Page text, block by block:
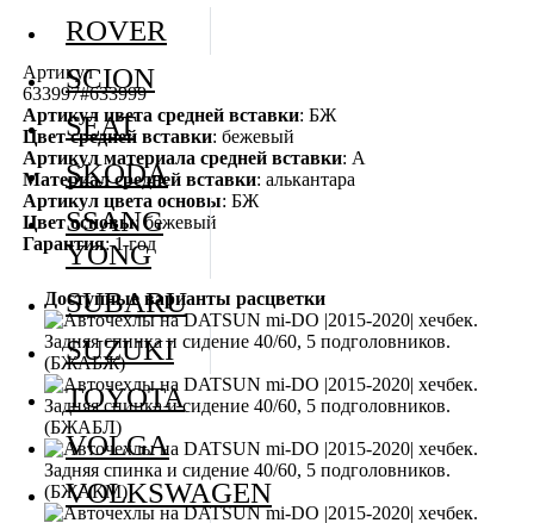
Артикул
633997#633999
Артикул цвета средней вставки: БЖ
Цвет средней вставки: бежевый
Артикул материала средней вставки: А
Материал средней вставки: алькантара
Артикул цвета основы: БЖ
Цвет основы: бежевый
Гарантия: 1 год
Доступные варианты расцветки
ROVER
SCION
SEAT
SKODA
SSANG
YONG
SUBARU
SUZUKI
TOYOTA
VOLGA
VOLKSWAGEN